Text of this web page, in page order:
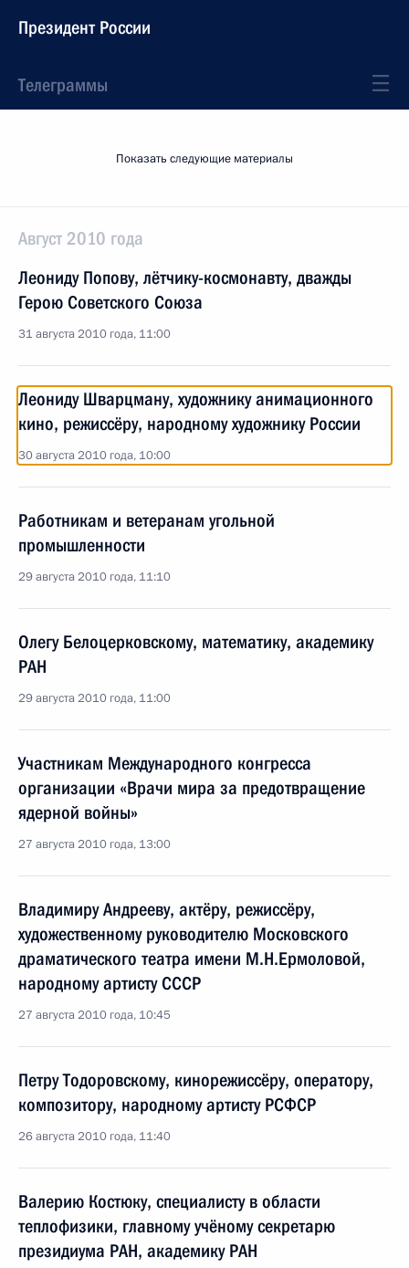
Президент России
Телеграммы
Показать следующие материалы
Август 2010 года
Леониду Попову, лётчику-космонавту, дважды
Герою Советского Союза
31 августа 2010 года, 11:00
Леониду Шварцману, художнику анимационного
кино, режиссёру, народному художнику России
30 августа 2010 года, 10:00
Работникам и ветеранам угольной
промышленности
29 августа 2010 года, 11:10
Олегу Белоцерковскому, математику, академику
РАН
29 августа 2010 года, 11:00
Участникам Международного конгресса
организации «Врачи мира за предотвращение
ядерной войны»
27 августа 2010 года, 13:00
Владимиру Андрееву, актёру, режиссёру,
художественному руководителю Московского
драматического театра имени М.Н.Ермоловой,
народному артисту СССР
27 августа 2010 года, 10:45
Петру Тодоровскому, кинорежиссёру, оператору,
композитору, народному артисту РСФСР
26 августа 2010 года, 11:40
Валерию Костюку, специалисту в области
теплофизики, главному учёному секретарю
президиума РАН, академику РАН